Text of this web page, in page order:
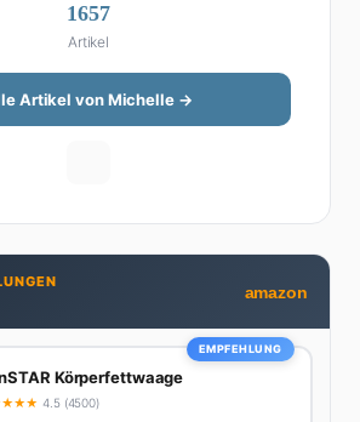
Altersvorsorge nicht wie eine
Ihre Stärke liegt darin, komplexe
so aufzubereiten, dass sie jeder
Fachchinesisch, dafür mit konkreten
Von ETF-Strategien über
einen Hut bekommt. Privat ist sie
Süchtige (3+ Tassen am Tag,
Hörerin und verbringt ihre
am liebsten in der Natur oder auf dem
1657
Artikel
Artikel von Michelle →
amazon
EMPFEHLUNG
Körperfettwaage
★★★ 4.5 (4500)